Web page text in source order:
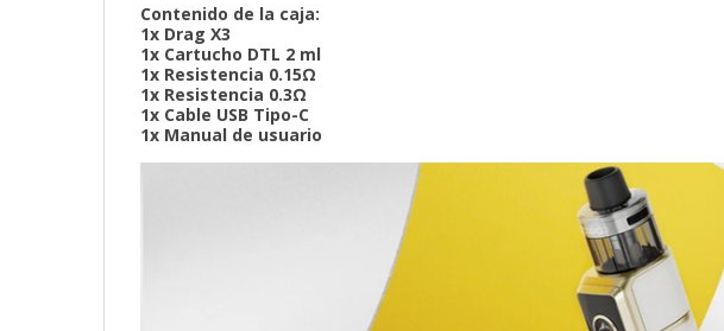
Contenido de la caja:
1x Drag X3
1x Cartucho DTL 2 ml
1x Resistencia 0.15Ω
1x Resistencia 0.3Ω
1x Cable USB Tipo-C
1x Manual de usuario